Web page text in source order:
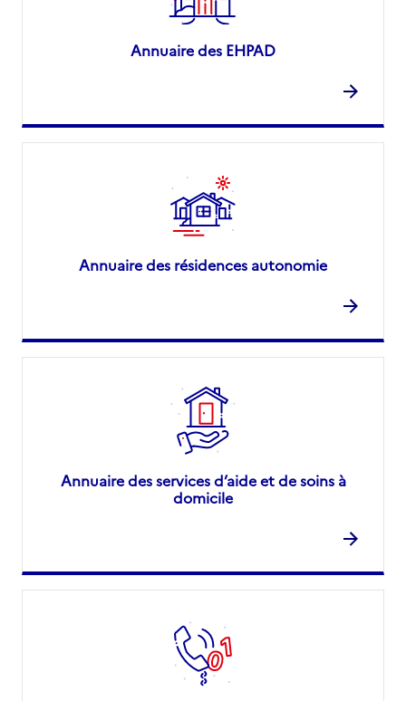
Annuaire des EHPAD
Annuaire des résidences autonomie
Annuaire des services d’aide et de soins à
domicile